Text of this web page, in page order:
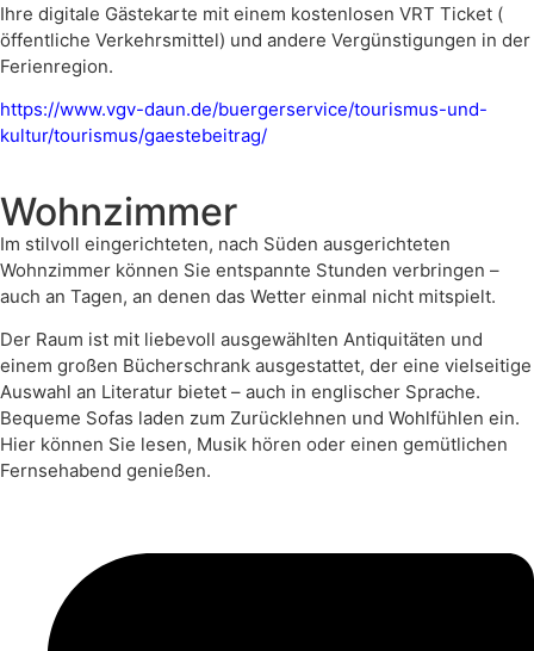
Ihre digitale Gästekarte mit einem kostenlosen VRT Ticket (
öffentliche Verkehrsmittel) und andere Vergünstigungen in der
Ferienregion.
https://www.vgv-daun.de/buergerservice/tourismus-und-
kultur/tourismus/gaestebeitrag/
Wohnzimmer
Im stilvoll eingerichteten, nach Süden ausgerichteten
Wohnzimmer können Sie entspannte Stunden verbringen –
auch an Tagen, an denen das Wetter einmal nicht mitspielt.
Der Raum ist mit liebevoll ausgewählten Antiquitäten und
einem großen Bücherschrank ausgestattet, der eine vielseitige
Auswahl an Literatur bietet – auch in englischer Sprache.
Bequeme Sofas laden zum Zurücklehnen und Wohlfühlen ein.
Hier können Sie lesen, Musik hören oder einen gemütlichen
Fernsehabend genießen.